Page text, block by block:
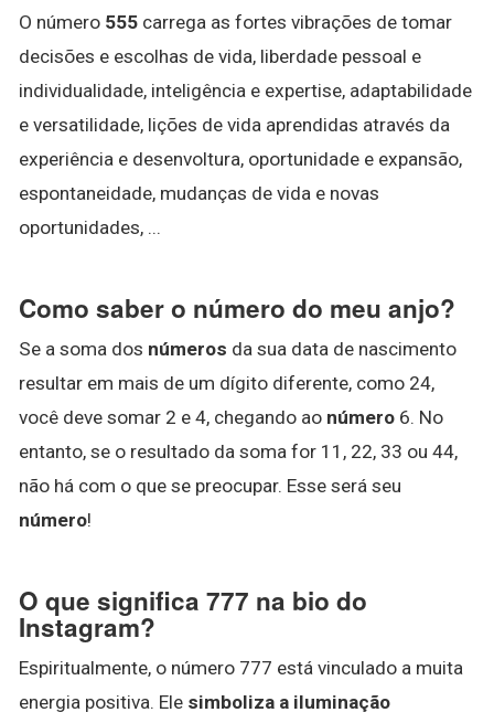
O número 555 carrega as fortes vibrações de tomar
decisões e escolhas de vida, liberdade pessoal e
individualidade, inteligência e expertise, adaptabilidade
e versatilidade, lições de vida aprendidas através da
experiência e desenvoltura, oportunidade e expansão,
espontaneidade, mudanças de vida e novas
oportunidades, ...
Como saber o número do meu anjo?
Se a soma dos números da sua data de nascimento
resultar em mais de um dígito diferente, como 24,
você deve somar 2 e 4, chegando ao número 6. No
entanto, se o resultado da soma for 11, 22, 33 ou 44,
não há com o que se preocupar. Esse será seu
número!
O que significa 777 na bio do
Instagram?
Espiritualmente, o número 777 está vinculado a muita
energia positiva. Ele simboliza a iluminação